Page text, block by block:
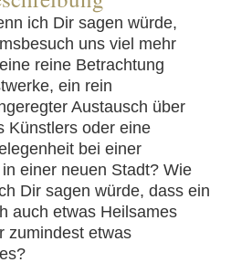
ich Dir sagen würde,
uns viel mehr
reine Betrachtung
ein rein
Austausch über
Künstlers oder eine
bei einer
einer neuen Stadt? Wie
Dir sagen würde, dass ein
auch etwas Heilsames
zumindest etwas